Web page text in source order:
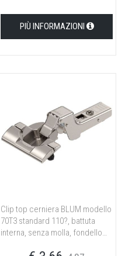
PIÙ INFORMAZIONI
Clip top cerniera BLUM modello
70T3 standard 110?, battuta
interna, senza molla, fondello